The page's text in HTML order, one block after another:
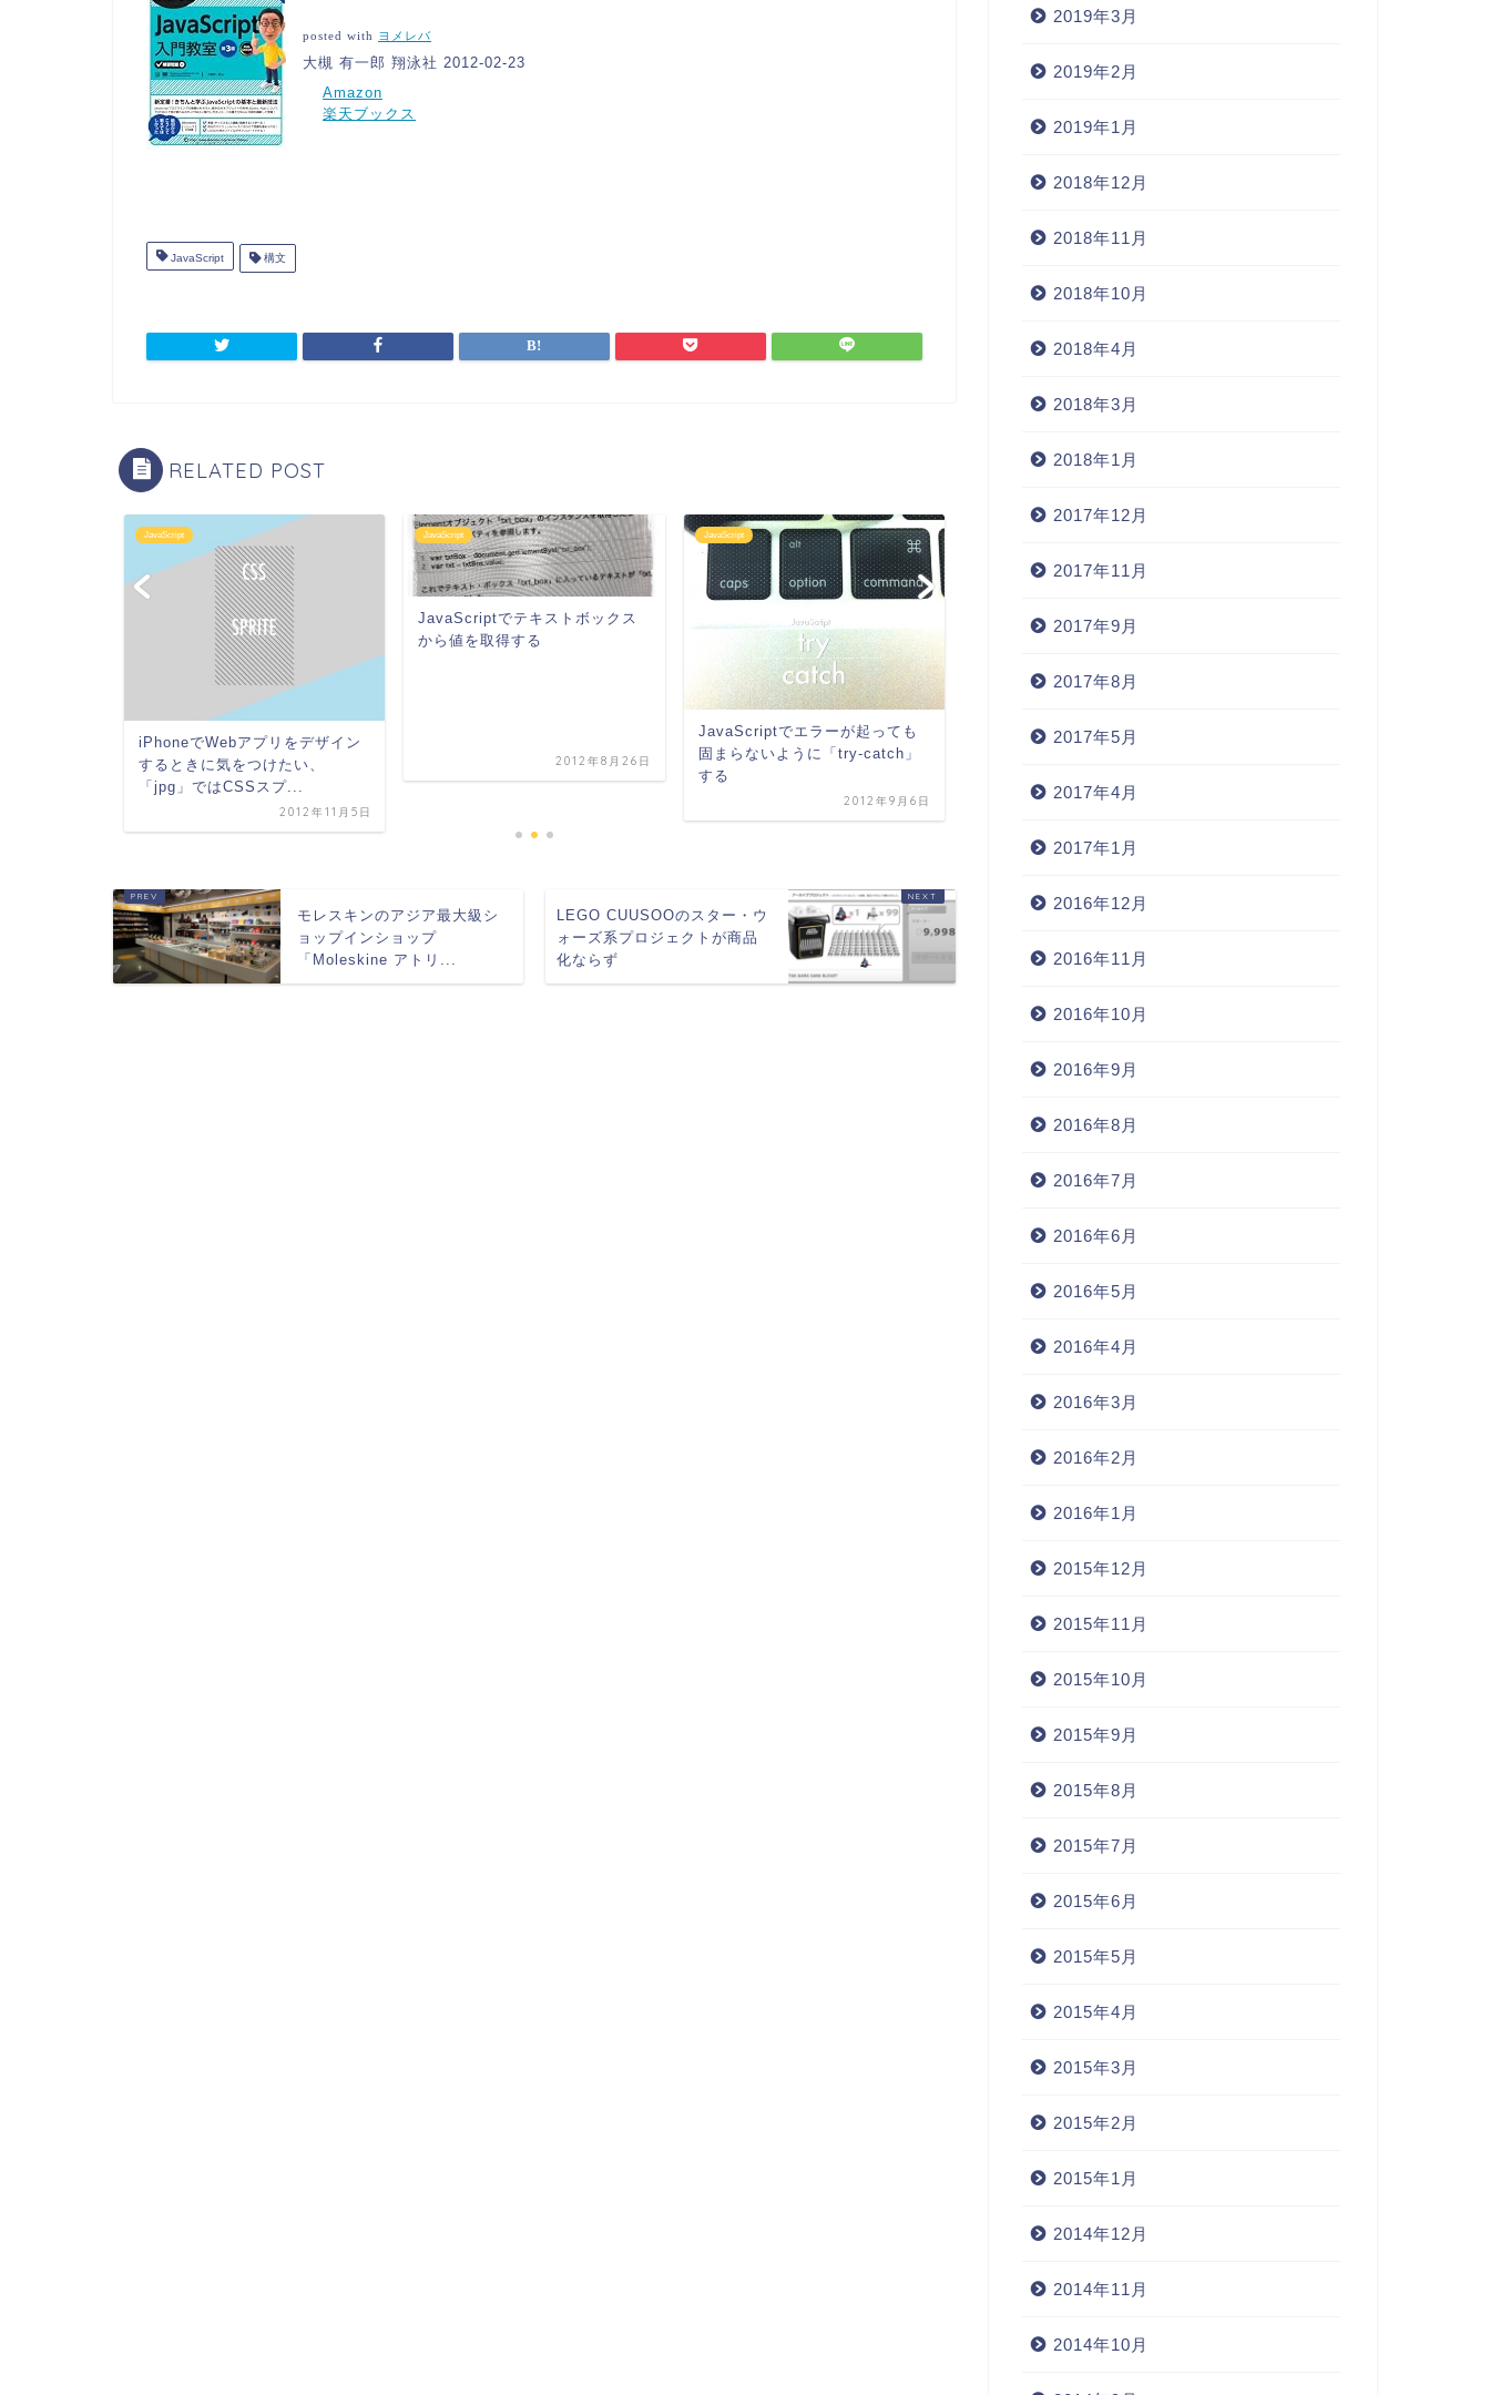
posted with ヨメレバ
大槻 有一郎 翔泳社 2012-02-23
Amazon
楽天ブックス
JavaScript 構文
RELATED POST
JavaScript
iPhoneでWebアプリをデザイン
するときに気をつけたい、
「jpg」ではCSSスプ...
2012年11月5日
JavaScript
JavaScriptでテキストボックス
から値を取得する
2012年8月26日
JavaScript
JavaScriptでエラーが起っても
固まらないように「try-catch」
する
2012年9月6日
iPhoneでWebアプリをデザイン
「jpg」ではCSSスプ...
モレスキンのアジア最大級シ
ョップインショップ
「Moleskine アトリ...
LEGO CUUSOOのスター・ウ
ォーズ系プロジェクトが商品
化ならず
2019年3月
2019年2月
2019年1月
2018年12月
2018年11月
2018年10月
2018年4月
2018年3月
2018年1月
2017年12月
2017年11月
2017年9月
2017年8月
2017年5月
2017年4月
2017年1月
2016年12月
2016年11月
2016年10月
2016年9月
2016年8月
2016年7月
2016年6月
2016年5月
2016年4月
2016年3月
2016年2月
2016年1月
2015年12月
2015年11月
2015年10月
2015年9月
2015年8月
2015年7月
2015年6月
2015年5月
2015年4月
2015年3月
2015年2月
2015年1月
2014年12月
2014年11月
2014年10月